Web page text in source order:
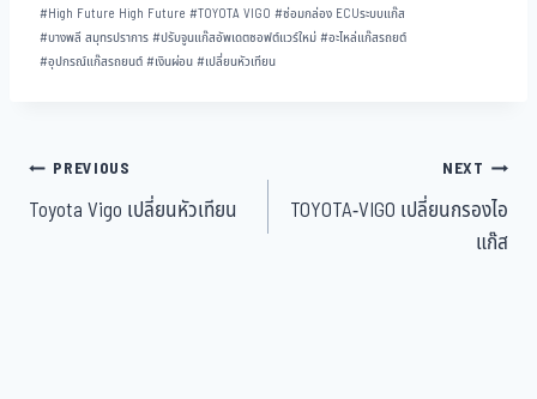
#High Future High Future #TOYOTA VIGO #ซ่อมกล่อง ECUระบบแก๊ส
#บางพลี สมุทรปราการ#ปรับจูนแก๊สอัพเดตซอฟต์แวร์ใหม่#อะไหล่แก๊สรถยต์
#อุปกรณ์แก๊สรถยนต์#เงินผ่อน#เปลี่ยนหัวเทียน
PREVIOUS
Toyota Vigo เปลี่ยนหัวเทียน
NEXT
TOYOTA-VIGO เปลี่ยนกรองไอ
แก๊ส